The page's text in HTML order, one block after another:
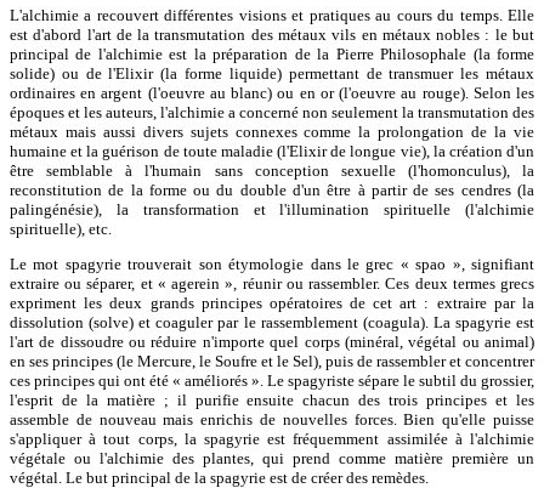
L'alchimie a recouvert différentes visions et pratiques au cours du temps. Elle
est d'abord l'art de la transmutation des métaux vils en métaux nobles : le but
principal de l'alchimie est la préparation de la Pierre Philosophale (la forme
solide) ou de l'Elixir (la forme liquide) permettant de transmuer les métaux
ordinaires en argent (l'oeuvre au blanc) ou en or (l'oeuvre au rouge). Selon les
époques et les auteurs, l'alchimie a concerné non seulement la transmutation des
métaux mais aussi divers sujets connexes comme la prolongation de la vie
humaine et la guérison de toute maladie (l'Elixir de longue vie), la création d'un
être semblable à l'humain sans conception sexuelle (l'homonculus), la
reconstitution de la forme ou du double d'un être à partir de ses cendres (la
palingénésie), la transformation et l'illumination spirituelle (l'alchimie
spirituelle), etc.
Le mot spagyrie trouverait son étymologie dans le grec « spao », signifiant
extraire ou séparer, et « agerein », réunir ou rassembler. Ces deux termes grecs
expriment les deux grands principes opératoires de cet art : extraire par la
dissolution (solve) et coaguler par le rassemblement (coagula). La spagyrie est
l'art de dissoudre ou réduire n'importe quel corps (minéral, végétal ou animal)
en ses principes (le Mercure, le Soufre et le Sel), puis de rassembler et concentrer
ces principes qui ont été « améliorés ». Le spagyriste sépare le subtil du grossier,
l'esprit de la matière ; il purifie ensuite chacun des trois principes et les
assemble de nouveau mais enrichis de nouvelles forces.Bien qu'elle puisse
s'appliquer à tout corps, la spagyrie est fréquemment assimilée à l'alchimie
végétale ou l'alchimie des plantes, qui prend comme matière première un
végétal. Le but principal de la spagyrie est de créer des remèdes.